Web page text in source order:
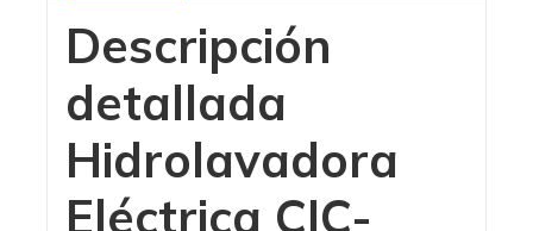
Descripción
detallada
Hidrolavadora
Eléctrica CIC-